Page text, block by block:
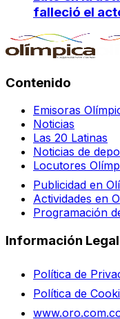
falleció el
Contenido
Emisoras
Noticias
Las 20 Latinas
Noticias de
Locutores
Publicidad en
Actividades en
Programación
Información Legal
Política de
Política de